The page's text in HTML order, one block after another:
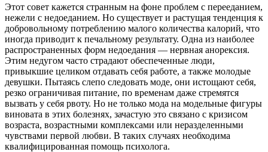
Этот совет кажется странным на фоне проблем с перееданием,
нежели с недоеданием. Но существует и растущая тенденция к
добровольному потреблению малого количества калорий, что
иногда приводит к печальному результату. Одна из наиболее
распространенных форм недоедания — нервная анорексия.
Этим недугом часто страдают обеспеченные люди,
привыкшие целиком отдавать себя работе, а также молодые
девушки. Пытаясь слепо следовать моде, они истощают себя,
резко ограничивая питание, по временам даже стремятся
вызвать у себя рвоту. Но не только мода на модельные фигуры
виновата в этих болезнях, зачастую это связано с кризисом
возраста, возрастными комплексами или неразделенными
чувствами первой любви. В таких случаях необходима
квалифицированная помощь психолога.